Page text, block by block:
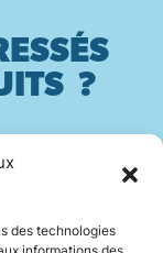
des technologies
?